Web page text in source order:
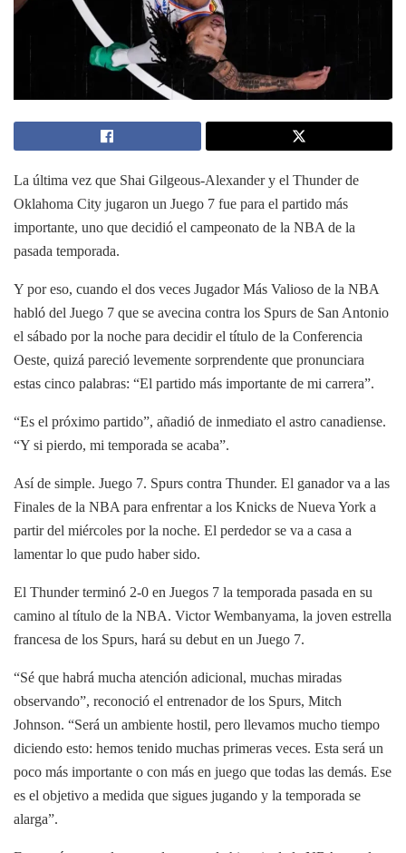
La última vez que Shai Gilgeous-Alexander y el Thunder de
Oklahoma City jugaron un Juego 7 fue para el partido más
importante, uno que decidió el campeonato de la NBA de la
pasada temporada.
Y por eso, cuando el dos veces Jugador Más Valioso de la NBA
habló del Juego 7 que se avecina contra los Spurs de San Antonio
el sábado por la noche para decidir el título de la Conferencia
Oeste, quizá pareció levemente sorprendente que pronunciara
estas cinco palabras: “El partido más importante de mi carrera”.
“Es el próximo partido”, añadió de inmediato el astro canadiense.
“Y si pierdo, mi temporada se acaba”.
Así de simple. Juego 7. Spurs contra Thunder. El ganador va a las
Finales de la NBA para enfrentar a los Knicks de Nueva York a
partir del miércoles por la noche. El perdedor se va a casa a
lamentar lo que pudo haber sido.
El Thunder terminó 2-0 en Juegos 7 la temporada pasada en su
camino al título de la NBA. Victor Wembanyama, la joven estrella
francesa de los Spurs, hará su debut en un Juego 7.
“Sé que habrá mucha atención adicional, muchas miradas
observando”, reconoció el entrenador de los Spurs, Mitch
Johnson. “Será un ambiente hostil, pero llevamos mucho tiempo
diciendo esto: hemos tenido muchas primeras veces. Esta será un
poco más importante o con más en juego que todas las demás. Ese
es el objetivo a medida que sigues jugando y la temporada se
alarga”.